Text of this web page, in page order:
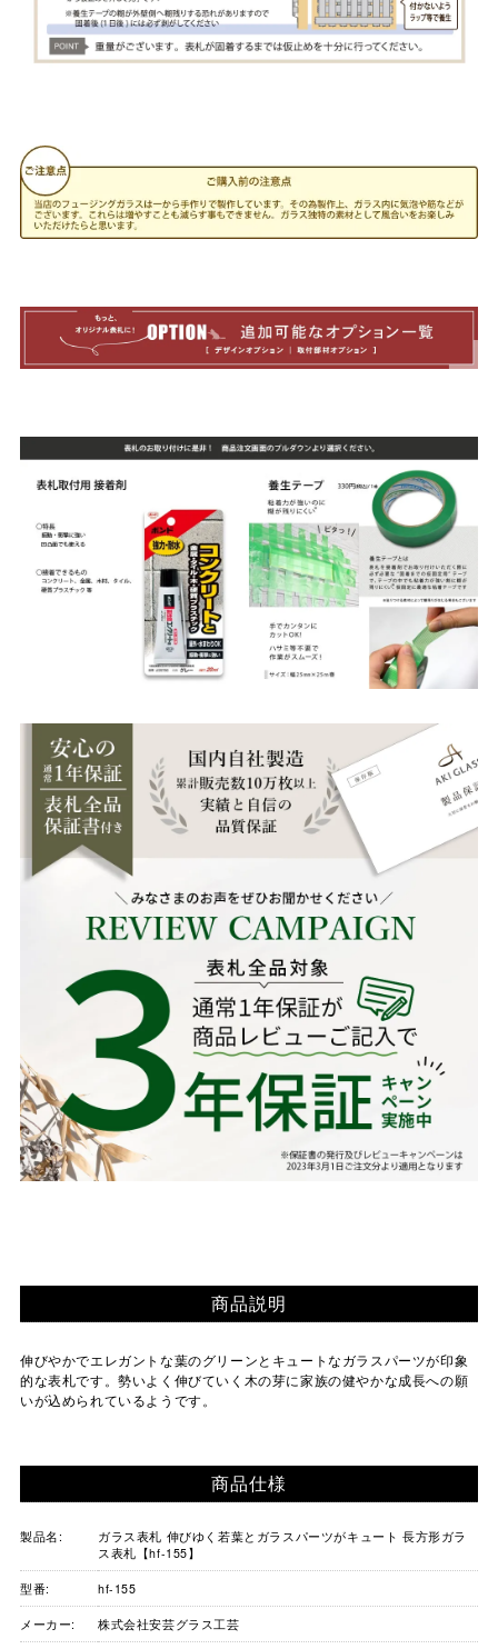
商品説明
伸びやかでエレガントな葉のグリーンとキュートなガラスパーツが印象
的な表札です。勢いよく伸びていく木の芽に家族の健やかな成長への願
いが込められているようです。
商品仕様
製品名:
ガラス表札 伸びゆく若葉とガラスパーツがキュート 長方形ガラ
ス表札【hf-155】
型番: hf-155
メーカー: 株式会社安芸グラス工芸